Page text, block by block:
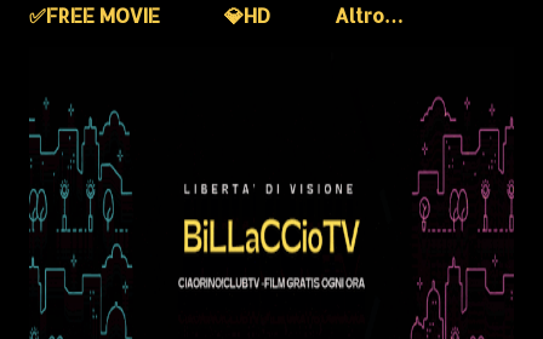
✅️FREE MOVIE
💎HD Altro…